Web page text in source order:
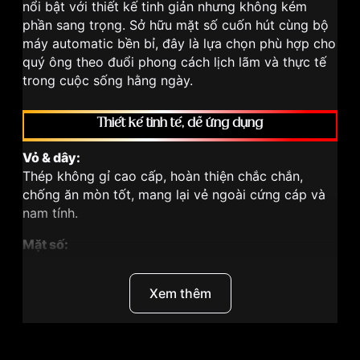
nổi bật với thiết kế tinh giản nhưng không kém
phần sang trọng. Sở hữu mặt số cuốn hút cùng bộ
máy automatic bền bỉ, đây là lựa chọn phù hợp cho
quý ông theo đuổi phong cách lịch lãm và thực tế
trong cuộc sống hằng ngày.
Thiết kế tinh tế, dễ ứng dụng
Vỏ & dây:
Thép không gỉ cao cấp, hoàn thiện chắc chắn,
chống ăn mòn tốt, mang lại vẻ ngoài cứng cáp và
nam tính.
Mặt số:
Kim và cọc số thanh mảnh, kết hợp lịch ngày tại vị
trí 3 giờ tăng tính tiện dụng.
Xem thêm